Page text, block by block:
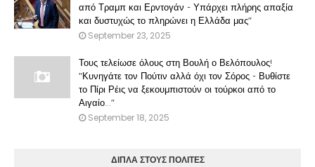
από Τραμπ και Ερντογάν - Υπάρχει πλήρης απαξία
και δυστυχώς το πληρώνει η Ελλάδα μας"
September 23, 2025
Τους τελείωσε όλους στη Βουλή ο Βελόπουλος!
"Κυνηγάτε τον Πούτιν αλλά όχι τον Σόρος - Βυθίστε
το Πίρι Ρέις να ξεκουμπιστούν οι τούρκοι από το
Αιγαίο..."
September 18, 2025
ΔΙΠΛΑ ΣΤΟΥΣ ΠΟΛΙΤΕΣ